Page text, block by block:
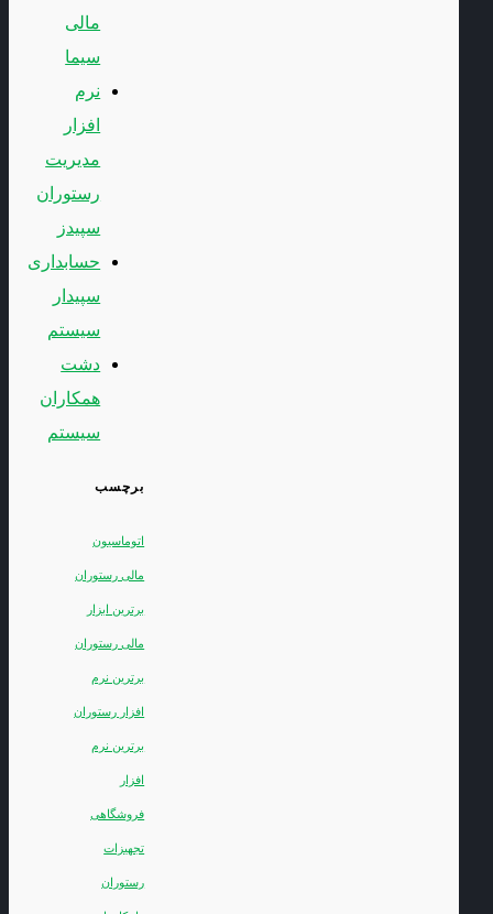
نرم
مدیریت
رستوران
سپیدز
حسابداری
سپیدار
سیستم
دشت
همکاران
سیستم
برچسب
اتوماسیون
مالی رستوران
برترین ابزار
مالی رستوران
برترین نرم
افزار رستوران
برترین نرم
فروشگاهی
تجهیزات
رستوران